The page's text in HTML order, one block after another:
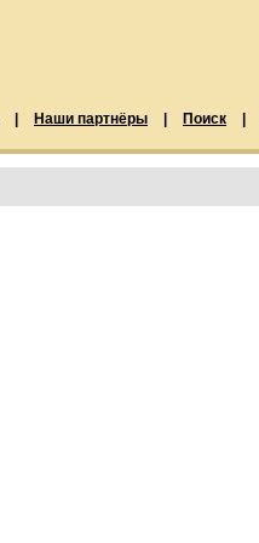
Наши партнёры Поиск